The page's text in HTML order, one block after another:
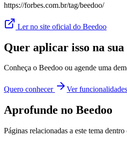
https://forbes.com.br/tag/beedoo/
Ler no site oficial do Beedoo
Quer aplicar isso na sua
Conheça o Beedoo ou agende uma
Quero conhecer Ver funcionalidades
Aprofunde no Beedoo
Páginas relacionadas a este tema